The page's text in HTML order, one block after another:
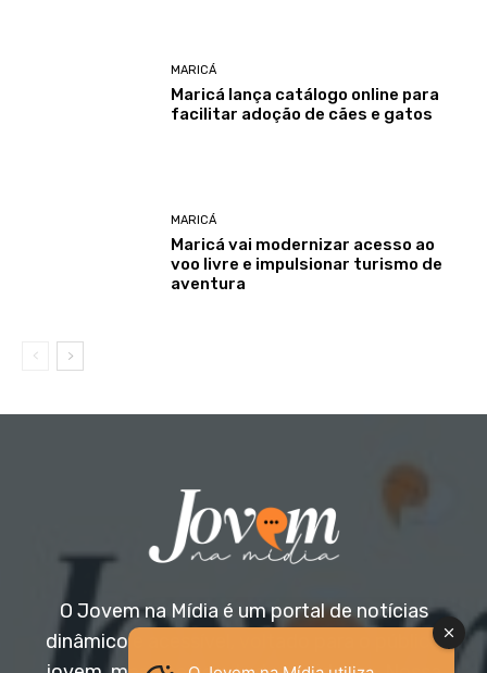
MARICÁ
Maricá lança catálogo online para
facilitar adoção de cães e gatos
MARICÁ
Maricá vai modernizar acesso ao
voo livre e impulsionar turismo de
aventura
O Jovem na Mídia é um portal de notícias
dinâmico e acessível, voltado para o público